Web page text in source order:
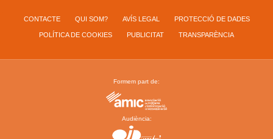
CONTACTE QUI SOM? AVÍS LEGAL PROTECCIÓ DE DADES
POLÍTICA DE COOKIES PUBLICITAT TRANSPARÈNCIA
Formem part de:
Audiència: